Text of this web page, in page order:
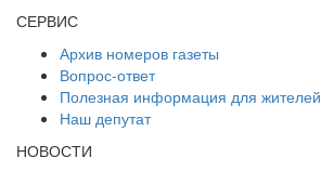
СЕРВИС
Архив номеров газеты
Вопрос-ответ
Полезная информация для жителей
Наш депутат
НОВОСТИ